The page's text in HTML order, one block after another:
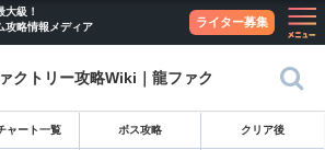
大級！
攻略情報メディア
ライター募集
クトリー攻略Wiki｜龍ファク
ャート一覧 ボス攻略 クリア後